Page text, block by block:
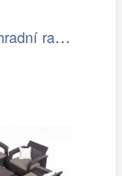
DEOKORK Zahradní ratanová sestava …